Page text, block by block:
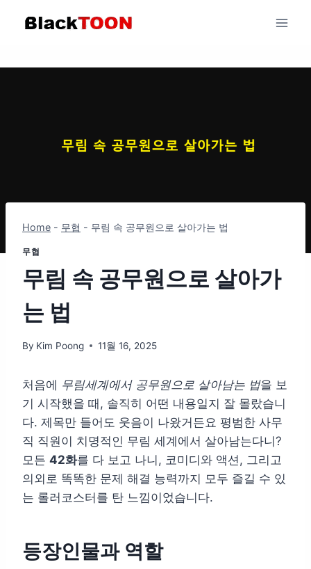
Home - 무협 - 무림 속 공무원으로 살아가는 법
무협
무림 속 공무원으로 살아가
는 법
By Kim Poong 11월 16, 2025
처음에 무림세계에서 공무원으로 살아남는 법을 보
기 시작했을 때, 솔직히 어떤 내용일지 잘 몰랐습니
다. 제목만 들어도 웃음이 나왔거든요 평범한 사무
직 직원이 치명적인 무림 세계에서 살아남는다니?
모든 42화를 다 보고 나니, 코미디와 액션, 그리고
의외로 똑똑한 문제 해결 능력까지 모두 즐길 수 있
는 롤러코스터를 탄 느낌이었습니다.
등장인물과 역할